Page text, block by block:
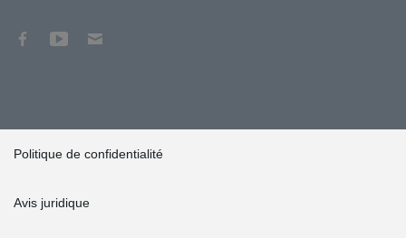
Politique de confidentialité
Avis juridique